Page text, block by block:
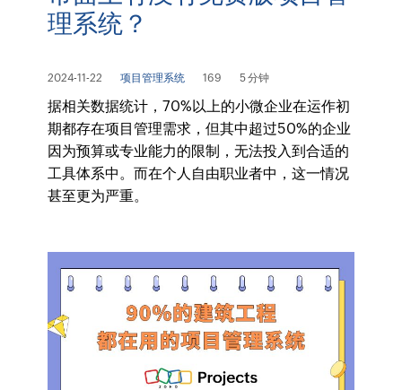
理系统？
2024-11-22 项目管理系统 169 5 分钟
据相关数据统计，70%以上的小微企业在运作初
期都存在项目管理需求，但其中超过50%的企业
因为预算或专业能力的限制，无法投入到合适的
工具体系中。而在个人自由职业者中，这一情况
甚至更为严重。